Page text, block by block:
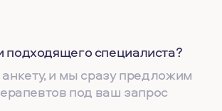
специалиста?
и мы сразу предложим
под ваш запрос